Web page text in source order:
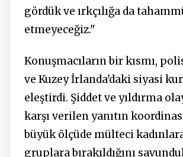
gördük ve ırkçılığa da
etmeyeceğiz."
Konuşmacıların bir kısmı,
ve Kuzey İrlanda'daki siyasi
eleştirdi. Şiddet ve yıldırma
karşı verilen yanıtın
büyük ölçüde mülteci
gruplara bırakıldığını